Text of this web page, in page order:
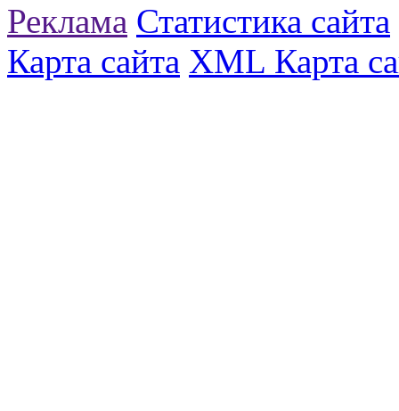
Реклама Статистика сайта
Карта сайта XML Карта